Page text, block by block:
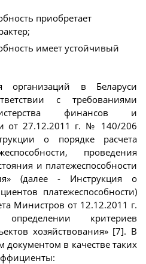
приобретает
имеет устойчивый
организаций в Беларуси
с требованиями
финансов и
от 27.12.2011 г. № 140/206
о порядке расчета
проведения
и платежеспособности
(далее - Инструкция о
платежеспособности)
Министров от 12.12.2011 г.
критериев
хозяйствования» [7]. В
документом в качестве таких